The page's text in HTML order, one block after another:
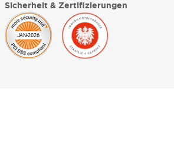
Sicherheit & Zertifizierungen